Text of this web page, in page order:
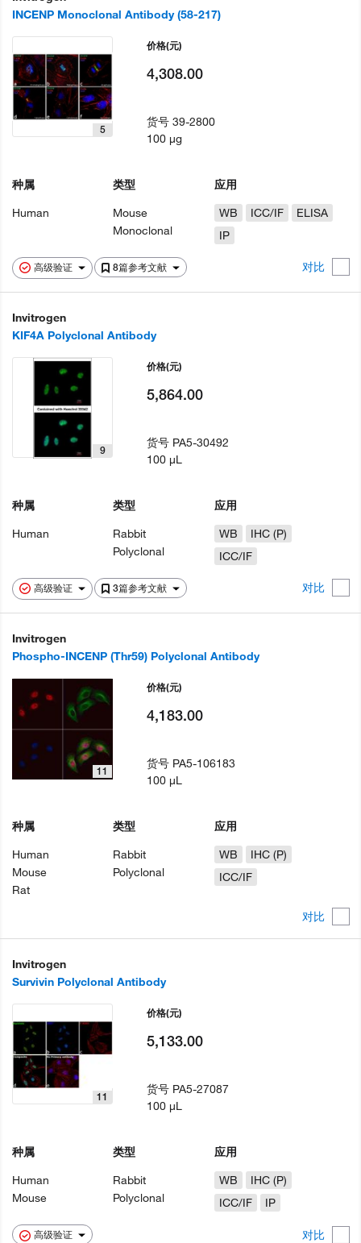
INCENP Monoclonal Antibody (58-217)
高级验证 8篇参考文献 对比
5
种属
Human
类型
Mouse
Monoclonal
应用
WB
ICC/IF
ELISA
IP
价格(元)
4,308.00
货号39-2800
100 µg
Invitrogen
KIF4A Polyclonal Antibody
高级验证 3篇参考文献 对比
9
种属
Human
类型
Rabbit
Polyclonal
应用
WB
IHC (P)
ICC/IF
价格(元)
5,864.00
货号 PA5-30492
100 µL
Invitrogen
Phospho-INCENP (Thr59) Polyclonal Antibody
对比
11
种属
Human
Mouse
Rat
类型
Rabbit
Polyclonal
应用
WB
IHC (P)
ICC/IF
价格(元)
4,183.00
货号 PA5-106183
100 µL
Invitrogen
Survivin Polyclonal Antibody
高级验证 对比
11
种属
Human
Mouse
类型
Rabbit
Polyclonal
应用
WB
IHC (P)
ICC/IF
IP
价格(元)
5,133.00
货号 PA5-27087
100 µL